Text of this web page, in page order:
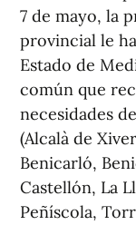
7 de mayo, la
provincial le
Estado de
común que
necesidades
(Alcalà de
Benicarló,
Castellón, La
Peñíscola,